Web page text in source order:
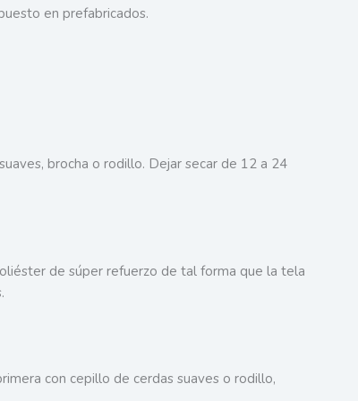
en prefabricados.
brocha o rodillo. Dejar secar de 12 a 24
de súper refuerzo de tal forma que la tela
con cepillo de cerdas suaves o rodillo,